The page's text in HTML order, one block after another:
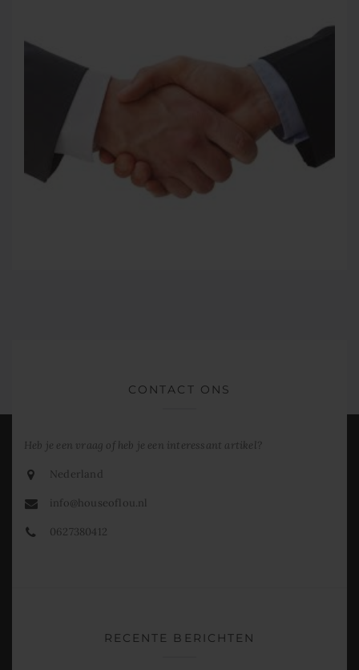
CONTACT ONS
Heb je een vraag of heb je een interessant artikel?
Nederland
info@houseoflou.nl
0627380412
RECENTE BERICHTEN